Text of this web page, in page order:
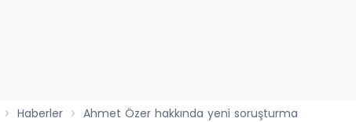
Haberler Ahmet Özer hakkında yeni soruşturma